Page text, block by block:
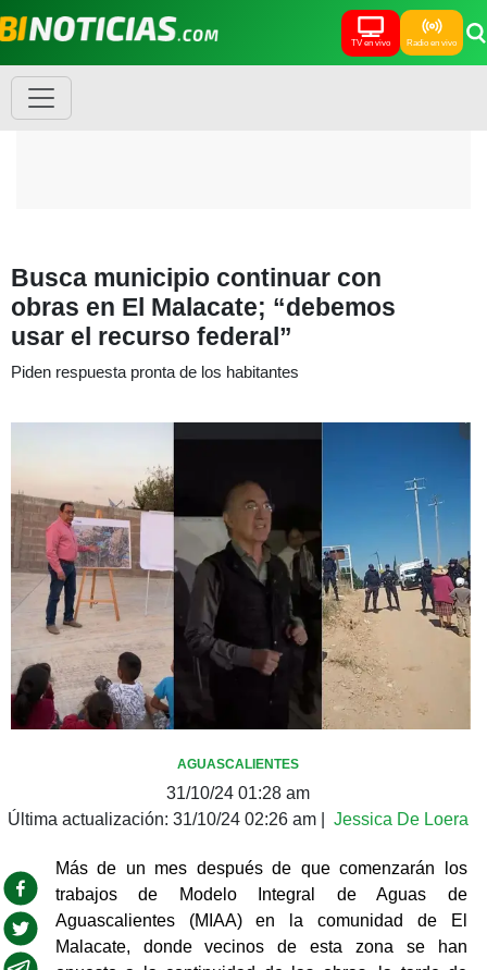
TV en vivo Radio en vivo
Busca municipio continuar con
obras en El Malacate; “debemos
usar el recurso federal”
Piden respuesta pronta de los habitantes
AGUASCALIENTES
31/10/24 01:28 am
Última actualización: 31/10/24 02:26 am Jessica De Loera
Más de un mes después de que comenzarán los
trabajos de Modelo Integral de Aguas de
Aguascalientes (MIAA) en la comunidad de El
Malacate, donde vecinos de esta zona se han